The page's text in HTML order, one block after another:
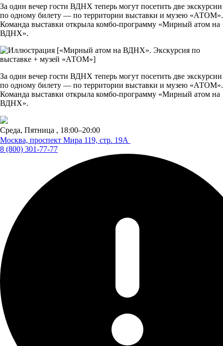
За один вечер гости ВДНХ теперь могут посетить две экскурсии
по одному билету — по территории выставки и музею «АТОМ».
Команда выставки открыла комбо-программу «Мирный атом на
ВДНХ».
За один вечер гости ВДНХ теперь могут посетить две экскурсии
по одному билету — по территории выставки и музею «АТОМ».
Команда выставки открыла комбо-программу «Мирный атом на
ВДНХ».
Среда, Пятница , 18:00–20:00
Москва, проспект Мира 119, стр. 19А
8 (800) 301-77-77